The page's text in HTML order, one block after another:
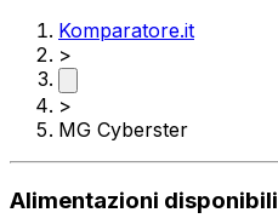
Komparatore.it
>
>
MG Cyberster
Alimentazioni disponibili